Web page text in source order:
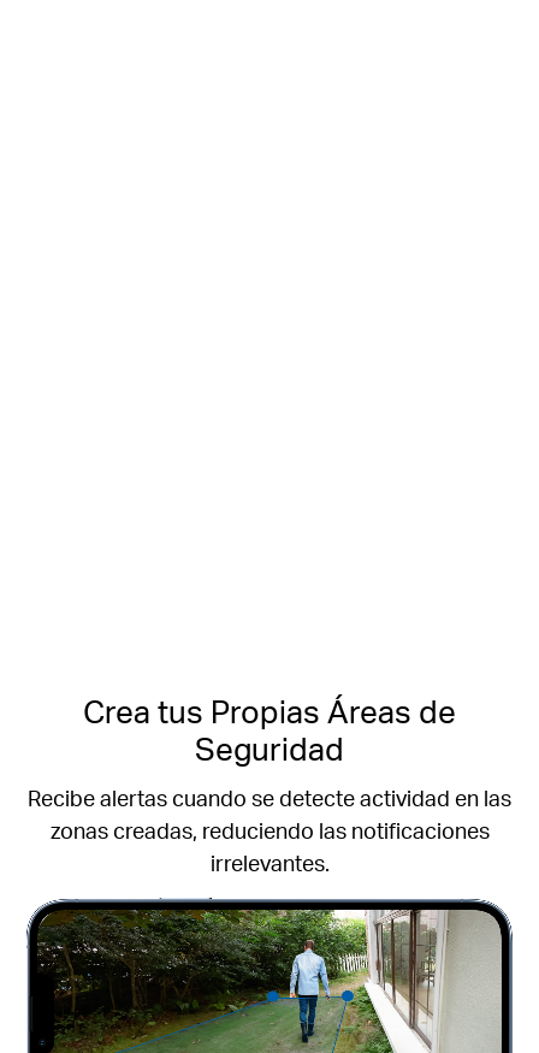
Crea tus Propias Áreas de
Seguridad
Recibe alertas cuando se detecte actividad en las
zonas creadas, reduciendo las notificaciones
irrelevantes.